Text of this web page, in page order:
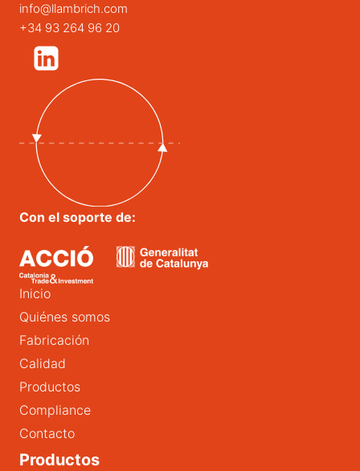
info@llambrich.com
+34 93 264 96 20
Con el soporte de:
Inicio
Quiénes somos
Fabricación
Calidad
Productos
Compliance
Contacto
Productos